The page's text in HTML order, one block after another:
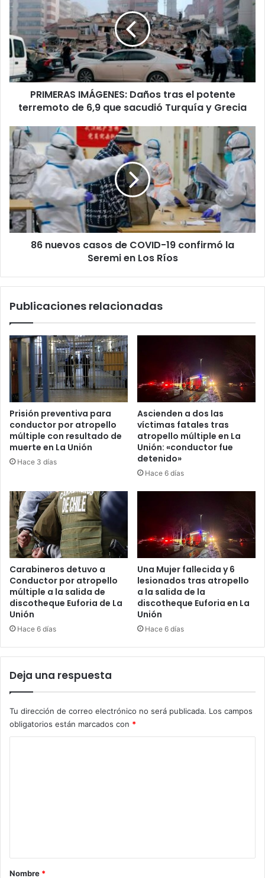
Daños
tras
el
potente
terremoto
de
6,9
sacudió
y
Grecia
PRIMERAS IMÁGENES: Daños tras el potente
terremoto de 6,9 que sacudió Turquía y Grecia
86
nuevos
casos
de
COVID-
19
confirmó
la
Seremi
86 nuevos casos de COVID-19 confirmó la
Seremi en Los Ríos
Publicaciones relacionadas
Prisión preventiva para
conductor por atropello
múltiple con resultado de
muerte en La Unión
Hace 3 días
Ascienden a dos las
víctimas fatales tras
atropello múltiple en La
Unión: «conductor fue
detenido»
Hace 6 días
Carabineros detuvo a
Conductor por atropello
múltiple a la salida de
discotheque Euforia de La
Unión
Hace 6 días
Una Mujer fallecida y 6
lesionados tras atropello
a la salida de la
discotheque Euforia en La
Unión
Hace 6 días
Deja una respuesta
Tu dirección de correo electrónico no será publicada. Los campos
obligatorios están marcados con *
rNombre *